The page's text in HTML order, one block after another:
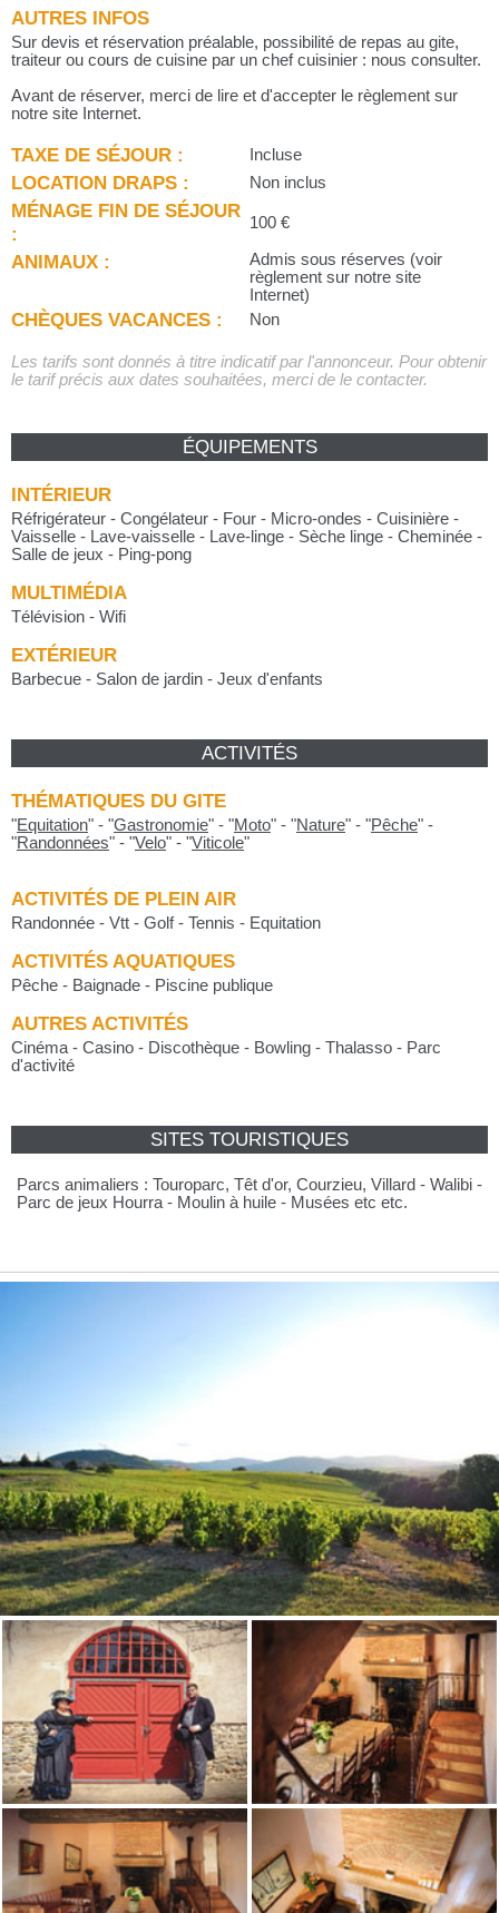
AUTRES INFOS
Sur devis et réservation préalable, possibilité de repas au gite,
traiteur ou cours de cuisine par un chef cuisinier : nous consulter.
Avant de réserver, merci de lire et d'accepter le règlement sur
notre site Internet.
TAXE DE SÉJOUR : Incluse
LOCATION DRAPS : Non inclus
MÉNAGE FIN DE SÉJOUR
:
100 €
ANIMAUX :
Admis sous réserves (voir
règlement sur notre site
Internet)
CHÈQUES VACANCES : Non
Les tarifs sont donnés à titre indicatif par l'annonceur. Pour obtenir
le tarif précis aux dates souhaitées, merci de le contacter.
ÉQUIPEMENTS
INTÉRIEUR
Réfrigérateur - Congélateur - Four - Micro-ondes - Cuisinière -
Vaisselle - Lave-vaisselle - Lave-linge - Sèche linge - Cheminée -
Salle de jeux - Ping-pong
MULTIMÉDIA
Télévision - Wifi
EXTÉRIEUR
Barbecue - Salon de jardin - Jeux d'enfants
ACTIVITÉS
THÉMATIQUES DU GITE
"Equitation" - "Gastronomie" - "Moto" - "Nature" - "Pêche" -
"Randonnées" - "Velo" - "Viticole"
ACTIVITÉS DE PLEIN AIR
Randonnée - Vtt - Golf - Tennis - Equitation
ACTIVITÉS AQUATIQUES
Pêche - Baignade - Piscine publique
AUTRES ACTIVITÉS
Cinéma - Casino - Discothèque - Bowling - Thalasso - Parc
d'activité
SITES TOURISTIQUES
Parcs animaliers : Touroparc, Têt d'or, Courzieu, Villard - Walibi -
Parc de jeux Hourra - Moulin à huile - Musées etc etc.